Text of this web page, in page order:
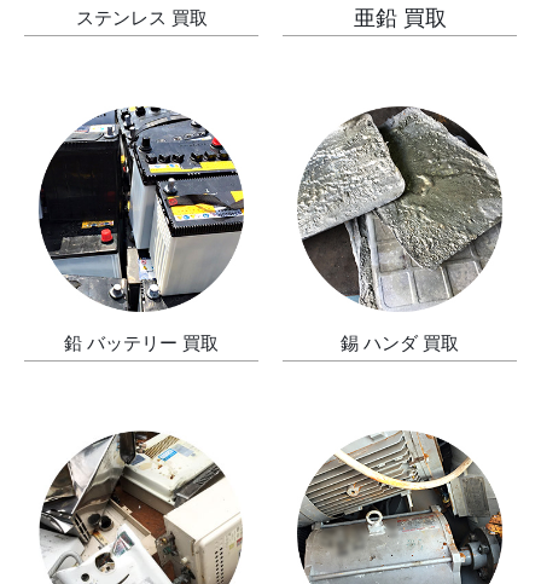
ステンレス 買取 亜鉛 買取
鉛 バッテリー 買取 錫 ハンダ 買取